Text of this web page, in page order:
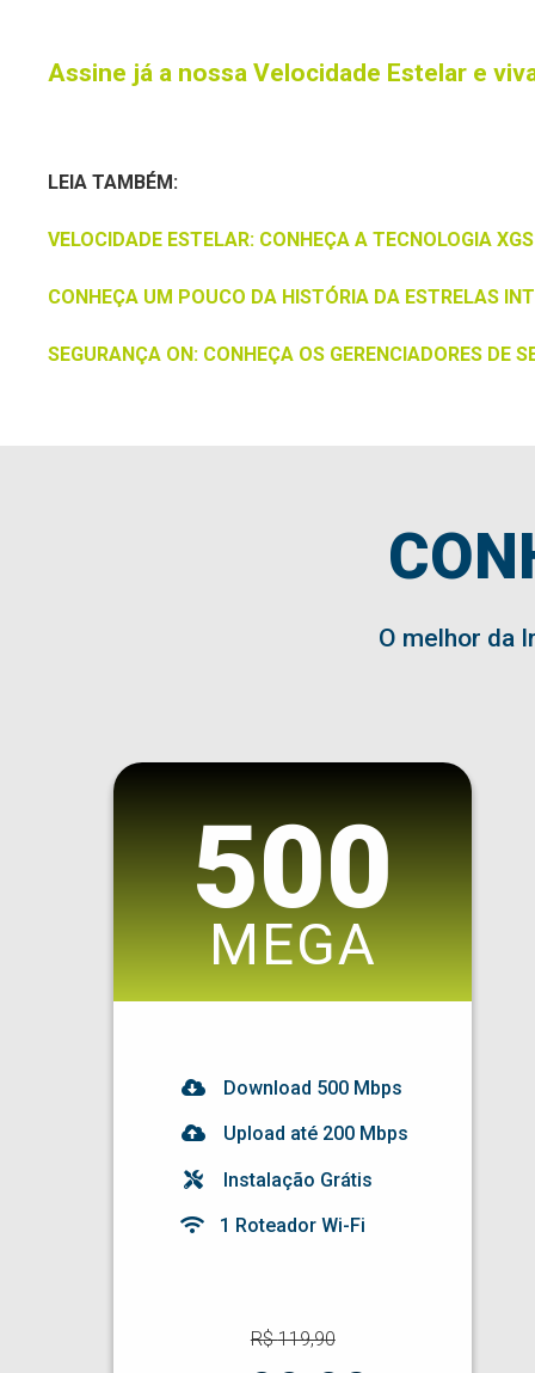
Assine já a nossa Velocidade Estelar e
LEIA TAMBÉM:
VELOCIDADE ESTELAR: CONHEÇA A TECNOLOGIA
CONHEÇA UM POUCO DA HISTÓRIA DA ESTRELAS
SEGURANÇA ON: CONHEÇA OS GERENCIADORES DE
O melhor da
500
MEGA
Download 500Mbps
Upload até 200 Mbps
Instalação Grátis
1 Roteador Wi-Fi
R$119,90